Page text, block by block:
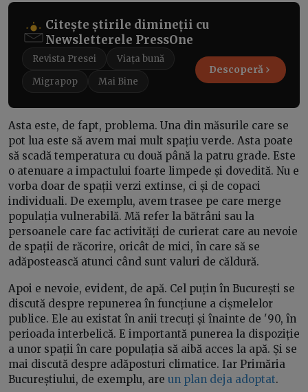
Citește știrile dimineții cu
Newsletterele PressOne
Revista Presei
Viața bună
Migrapop
Mai Bine
Descoperă
Asta este, de fapt, problema. Una din măsurile care se
pot lua este să avem mai mult spațiu verde. Asta poate
să scadă temperatura cu două până la patru grade. Este
o atenuare a impactului foarte limpede și dovedită. Nu e
vorba doar de spații verzi extinse, ci și de copaci
individuali. De exemplu, avem trasee pe care merge
populația vulnerabilă. Mă refer la bătrâni sau la
persoanele care fac activități de curierat care au nevoie
de spații de răcorire, oricât de mici, în care să se
adăpostească atunci când sunt valuri de căldură.
Apoi e nevoie, evident, de apă. Cel puțin în București se
discută despre repunerea în funcțiune a cișmelelor
publice. Ele au existat în anii trecuți și înainte de '90, în
perioada interbelică. E importantă punerea la dispoziție
a unor spații în care populația să aibă acces la apă. Și se
mai discută despre adăposturi climatice. Iar Primăria
Bucureștiului, de exemplu, are un plan deja adoptat.